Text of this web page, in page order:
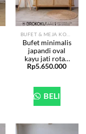
Bufet minimalis
japandi oval
kayu jati rotan
BHF-294
Rp5.650.000
BELI